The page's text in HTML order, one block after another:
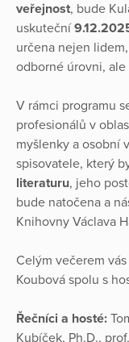
veřejnost, bude
uskuteční
určena nejen
odborné úrovni,
V rámci programu
profesionálů v
myšlenky a osobní
spisovatele, který
literaturu, jeho
bude natočena a
Knihovny Václava
Celým večerem
Koubová spolu s
Řečníci a hosté:
Kubíček, Ph.D.,